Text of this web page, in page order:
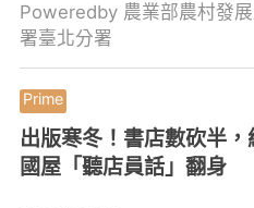
Poweredby 農業部農村發
署臺北分署
出版寒冬！書店數砍半，
國屋「聽店員話」翻身